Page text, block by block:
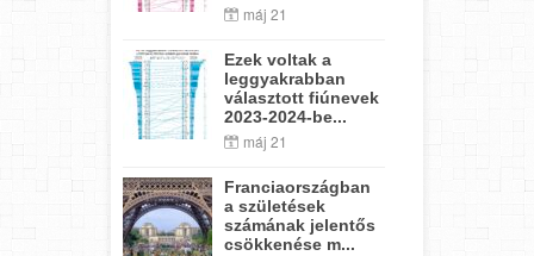
máj 21
Ezek voltak a
leggyakrabban
választott fiúnevek
2023-2024-be...
máj 21
Franciaországban
a születések
számának jelentős
csökkenése m...